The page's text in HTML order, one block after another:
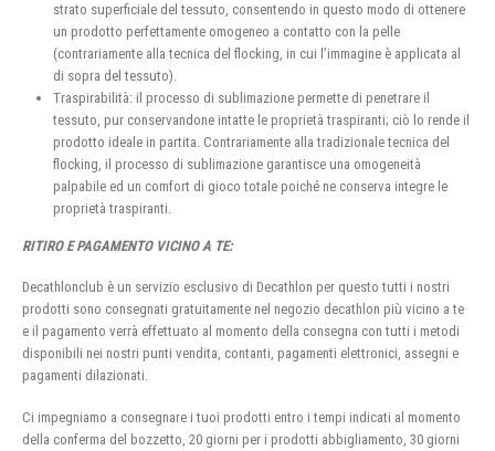
strato superficiale del tessuto, consentendo in questo modo di ottenere
un prodotto perfettamente omogeneo a contatto con la pelle
(contrariamente alla tecnica del flocking, in cui l’immagine è applicata al
di sopra del tessuto).
Traspirabilità: il processo di sublimazione permette di penetrare il
tessuto, pur conservandone intatte le proprietà traspiranti; ciò lo rende il
prodotto ideale in partita. Contrariamente alla tradizionale tecnica del
flocking, il processo di sublimazione garantisce una omogeneità
palpabile ed un comfort di gioco totale poiché ne conserva integre le
proprietà traspiranti.
RITIRO E PAGAMENTO VICINO A TE:
Decathlonclub è un servizio esclusivo di Decathlon per questo tutti i nostri
prodotti sono consegnati gratuitamente nel negozio decathlon più vicino a te
e il pagamento verrà effettuato al momento della consegna con tutti i metodi
disponibili nei nostri punti vendita, contanti, pagamenti elettronici, assegni e
pagamenti dilazionati.
Ci impegniamo a consegnare i tuoi prodotti entro i tempi indicati al momento
della conferma del bozzetto, 20 giorni per i prodotti abbigliamento, 30 giorni